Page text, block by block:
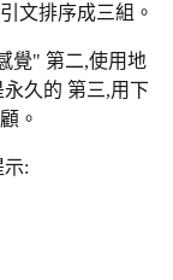
文排序成三組。
覺" 第二,使用地
久的 第三,用下
。
: